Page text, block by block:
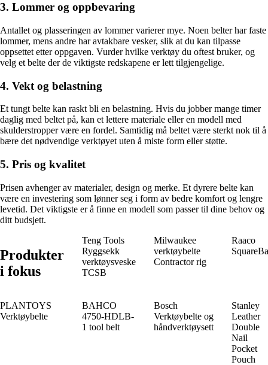
3. Lommer og oppbevaring
Antallet og plasseringen av lommer varierer mye. Noen belter har faste
lommer, mens andre har avtakbare vesker, slik at du kan tilpasse
oppsettet etter oppgaven. Vurder hvilke verktøy du oftest bruker, og
velg et belte der de viktigste redskapene er lett tilgjengelige.
4. Vekt og belastning
Et tungt belte kan raskt bli en belastning. Hvis du jobber mange timer
daglig med beltet på, kan et lettere materiale eller en modell med
skulderstropper være en fordel. Samtidig må beltet være sterkt nok til å
bære det nødvendige verktøyet uten å miste form eller støtte.
5. Pris og kvalitet
Prisen avhenger av materialer, design og merke. Et dyrere belte kan
være en investering som lønner seg i form av bedre komfort og lengre
levetid. Det viktigste er å finne en modell som passer til dine behov og
ditt budsjett.
Produkter
i fokus
Teng Tools
Ryggsekk
verktøysveske
TCSB
Milwaukee
verktøybelte
Contractor rig
Raaco
PLANTOYS
Verktøybelte
BAHCO
4750-HDLB-
1 tool belt
Bosch
Verktøybelte og
håndverktøysett
Stanley
Leather
Double
Nail
Pocket
Pouch